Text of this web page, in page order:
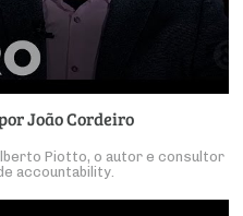
João Cordeiro
Piotto, o autor e consultor
accountability.